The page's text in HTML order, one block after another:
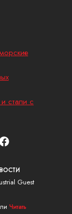
стали с
Ф
е
с
б
у
Guest
Читать